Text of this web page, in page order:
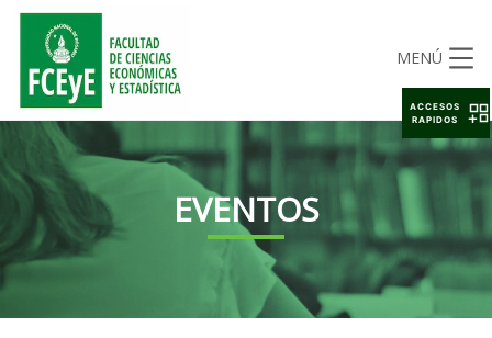
MENÚ
EVENTOS
ACCESOS
RAPIDOS